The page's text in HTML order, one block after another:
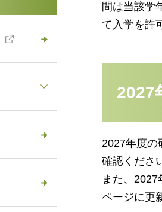
間は当該学
て入学を許
2027
2027年度の
確認くださ
また、
ページに更